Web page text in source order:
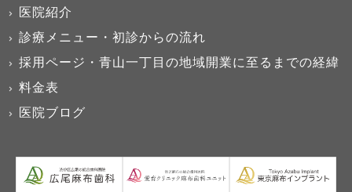
医院紹介
診療メニュー・初診からの流れ
採用ページ・青山一丁目の地域開業に至るまでの経緯
料金表
医院ブログ